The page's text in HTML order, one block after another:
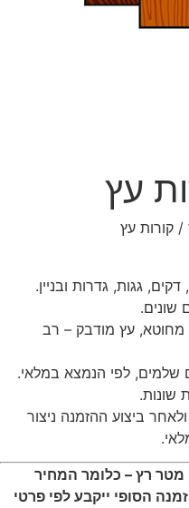
עץ
/ קורות עץ
גגות, גדרות ובניין.
שונים.
מחוטא, עץ מודבק – רב
שלמים, לפי הנמצא במלאי.
שונות.
ביצוע ההזמנה ניצור
מטר רץ – כלומר המחיר
הסופי ייקבע לפי פרטי